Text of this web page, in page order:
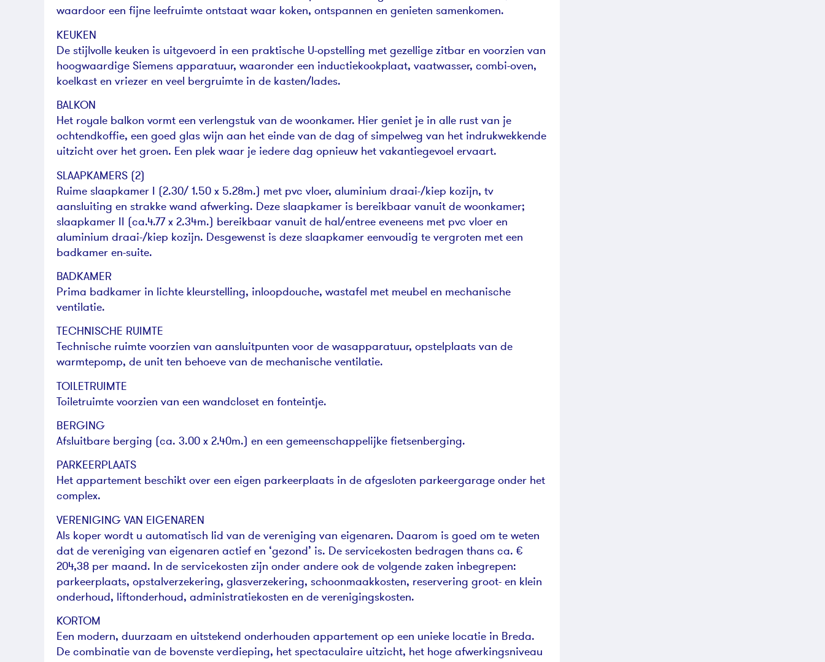
waardoor een fijne leefruimte ontstaat waar koken, ontspannen en genieten samenkomen.
KEUKEN
De stijlvolle keuken is uitgevoerd in een praktische U-opstelling met gezellige zitbar en voorzien van
hoogwaardige Siemens apparatuur, waaronder een inductiekookplaat, vaatwasser, combi-oven,
koelkast en vriezer en veel bergruimte in de kasten/lades.
BALKON
Het royale balkon vormt een verlengstuk van de woonkamer. Hier geniet je in alle rust van je
ochtendkoffie, een goed glas wijn aan het einde van de dag of simpelweg van het indrukwekkende
uitzicht over het groen. Een plek waar je iedere dag opnieuw het vakantiegevoel ervaart.
SLAAPKAMERS (2)
Ruime slaapkamer I (2.30/ 1.50 x 5.28m.) met pvc vloer, aluminium draai-/kiep kozijn, tv
aansluiting en strakke wand afwerking. Deze slaapkamer is bereikbaar vanuit de woonkamer;
slaapkamer II (ca.4.77 x 2.34m.) bereikbaar vanuit de hal/entree eveneens met pvc vloer en
aluminium draai-/kiep kozijn. Desgewenst is deze slaapkamer eenvoudig te vergroten met een
badkamer en-suite.
BADKAMER
Prima badkamer in lichte kleurstelling, inloopdouche, wastafel met meubel en mechanische
ventilatie.
TECHNISCHE RUIMTE
Technische ruimte voorzien van aansluitpunten voor de wasapparatuur, opstelplaats van de
warmtepomp, de unit ten behoeve van de mechanische ventilatie.
TOILETRUIMTE
Toiletruimte voorzien van een wandcloset en fonteintje.
BERGING
Afsluitbare berging (ca. 3.00 x 2.40m.) en een gemeenschappelijke fietsenberging.
PARKEERPLAATS
Het appartement beschikt over een eigen parkeerplaats in de afgesloten parkeergarage onder het
complex.
VERENIGING VAN EIGENAREN
Als koper wordt u automatisch lid van de vereniging van eigenaren. Daarom is goed om te weten
dat de vereniging van eigenaren actief en ‘gezond’ is. De servicekosten bedragen thans ca. €
204,38 per maand. In de servicekosten zijn onder andere ook de volgende zaken inbegrepen:
parkeerplaats, opstalverzekering, glasverzekering, schoonmaakkosten, reservering groot- en klein
onderhoud, liftonderhoud, administratiekosten en de verenigingskosten.
KORTOM
Een modern, duurzaam en uitstekend onderhouden appartement op een unieke locatie in Breda.
De combinatie van de bovenste verdieping, het spectaculaire uitzicht, het hoge afwerkingsniveau